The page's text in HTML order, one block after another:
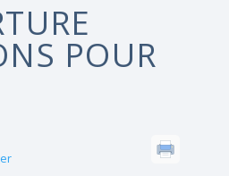
POUR